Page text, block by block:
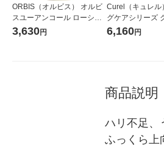
ORBIS（オルビス） オルビ
スユーアンコール ローショ
ン ボトル入り 180mL
3,630円
Curel（キュレル
グケアシリーズ
（とてもしっと
6,160円
商品説明
ハリ不足、
ふっくら上